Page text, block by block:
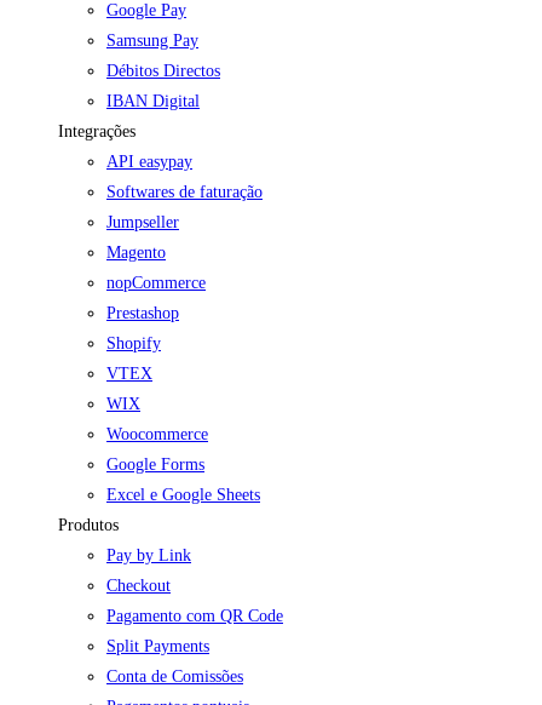
Google Pay
Samsung Pay
Débitos Directos
IBAN Digital
Integrações
API easypay
Softwares de faturação
Jumpseller
Magento
nopCommerce
Prestashop
Shopify
VTEX
WIX
Woocommerce
Google Forms
Excel e Google Sheets
Produtos
Pay by Link
Checkout
Pagamento com QR Code
Split Payments
Conta de Comissões